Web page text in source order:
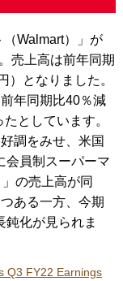
Walmart）」が
売上高は前年同期
）となりました。
年同期比40％減
としています。
調をみせ、米国
会員制スーパーマ
の売上高が同
ある一方、今期
鈍化が見られま
Q3 FY22 Earnings